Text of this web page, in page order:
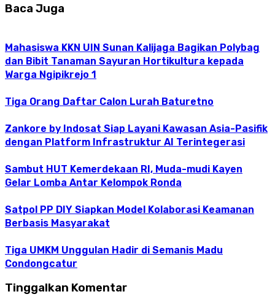
Baca Juga
Mahasiswa KKN UIN Sunan Kalijaga Bagikan Polybag
dan Bibit Tanaman Sayuran Hortikultura kepada
Warga Ngipikrejo 1
Tiga Orang Daftar Calon Lurah Baturetno
Zankore by Indosat Siap Layani Kawasan Asia-Pasifik
dengan Platform Infrastruktur AI Terintegerasi
Sambut HUT Kemerdekaan RI, Muda-mudi Kayen
Gelar Lomba Antar Kelompok Ronda
Satpol PP DIY Siapkan Model Kolaborasi Keamanan
Berbasis Masyarakat
Tiga UMKM Unggulan Hadir di Semanis Madu
Condongcatur
Tinggalkan Komentar